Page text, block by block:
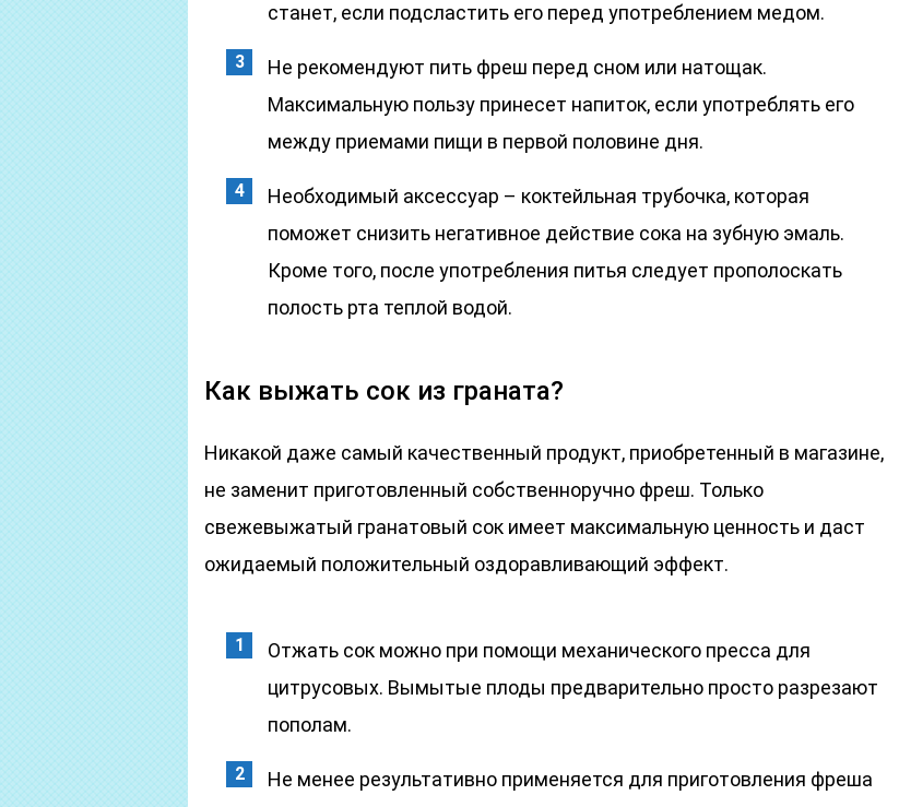
станет, если подсластить его перед употреблением медом.
Не рекомендуют пить фреш перед сном или натощак.
Максимальную пользу принесет напиток, если употреблять его
между приемами пищи в первой половине дня.
Необходимый аксессуар – коктейльная трубочка, которая
поможет снизить негативное действие сока на зубную эмаль.
Кроме того, после употребления питья следует прополоскать
полость рта теплой водой.
Как выжать сок из граната?
Никакой даже самый качественный продукт, приобретенный в магазине,
не заменит приготовленный собственноручно фреш. Только
свежевыжатый гранатовый сок имеет максимальную ценность и даст
ожидаемый положительный оздоравливающий эффект.
Отжать сок можно при помощи механического пресса для
цитрусовых. Вымытые плоды предварительно просто разрезают
пополам.
Не менее результативно применяется для приготовления фреша